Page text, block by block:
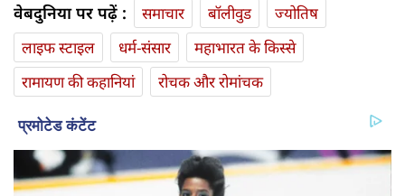
वेबदुनिया पर पढ़ें : समाचार बॉलीवुड
ज्योतिष
लाइफ स्‍टाइल
धर्म-संसार
महाभारत के किस्से
रामायण की कहानियां
रोचक और रोमांचक